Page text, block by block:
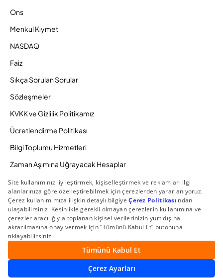
Ons
Menkul Kıymet
NASDAQ
Faiz
Sıkça Sorulan Sorular
Sözleşmeler
KVKK ve Gizlilik Politikamız
Ücretlendirme Politikası
Bilgi Toplumu Hizmetleri
Zaman Aşımına Uğrayacak Hesaplar
Duyurular ve Kampanyalar
© 2026 Gedik Yatırım Menkul Değerler AŞ. Tüm Hakları